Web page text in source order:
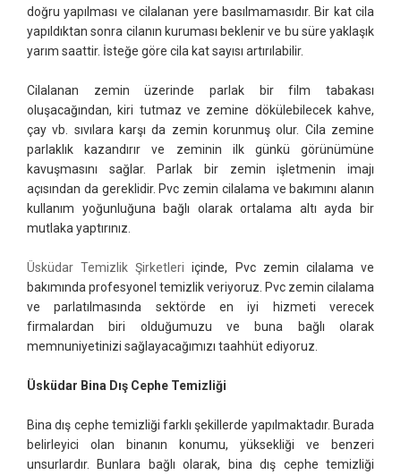
doğru yapılması ve cilalanan yere basılmamasıdır. Bir kat cila
yapıldıktan sonra cilanın kuruması beklenir ve bu süre yaklaşık
yarım saattir. İsteğe göre cila kat sayısı artırılabilir.
Cilalanan zemin üzerinde parlak bir film tabakası
oluşacağından, kiri tutmaz ve zemine dökülebilecek kahve,
çay vb. sıvılara karşı da zemin korunmuş olur. Cila zemine
parlaklık kazandırır ve zeminin ilk günkü görünümüne
kavuşmasını sağlar. Parlak bir zemin işletmenin imajı
açısından da gereklidir. Pvc zemin cilalama ve bakımını alanın
kullanım yoğunluğuna bağlı olarak ortalama altı ayda bir
mutlaka yaptırınız.
Üsküdar Temizlik Şirketleri içinde, Pvc zemin cilalama ve
bakımında profesyonel temizlik veriyoruz. Pvc zemin cilalama
ve parlatılmasında sektörde en iyi hizmeti verecek
firmalardan biri olduğumuzu ve buna bağlı olarak
memnuniyetinizi sağlayacağımızı taahhüt ediyoruz.
Üsküdar Bina Dış Cephe Temizliği
Bina dış cephe temizliği farklı şekillerde yapılmaktadır. Burada
belirleyici olan binanın konumu, yüksekliği ve benzeri
unsurlardır. Bunlara bağlı olarak, bina dış cephe temizliği